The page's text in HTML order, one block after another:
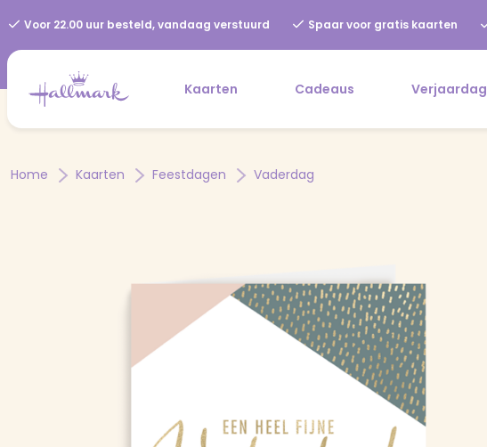
Voor 22.00 uur besteld, vandaag verstuurd Spaar voor gratis kaarten
Kaarten Cadeaus Verjaardag
Home Kaarten Feestdagen Vaderdag